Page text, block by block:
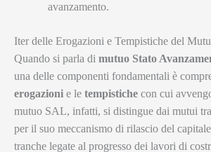
avanzamento.
Iter delle Erogazioni e Tempistiche del
Quando si parla di mutuo Stato
una delle componenti fondamentali è
erogazioni e le tempistiche con cui
mutuo SAL, infatti, si distingue dai mutui
per il suo meccanismo di rilascio del
tranche legate al progresso dei lavori di